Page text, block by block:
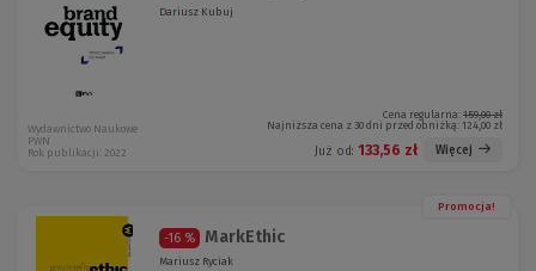
Dariusz Kubuj
Cena regularna: 159,00 zł
Najniższa cena z 30 dni przed obniżką: 124,00 zł
Już od: 133,56 zł Więcej
Wydawnictwo Naukowe
PWN
Rok publikacji: 2022
Promocja!
-16 % MarkEthic
Mariusz Ryciak